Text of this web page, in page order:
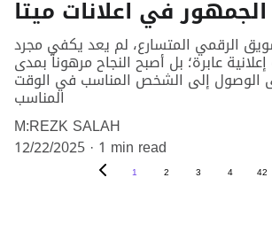
في اعلانات ميتا
الرقمي المتسارع، لم يعد يكفي مجرد
عابرة؛ بل أصبح النجاح مرهوناً بمدى
الوصول إلى الشخص المناسب في الوقت
المناسب
M:REZK SALAH
12/22/2025 1 min read
1 2 3 4 42